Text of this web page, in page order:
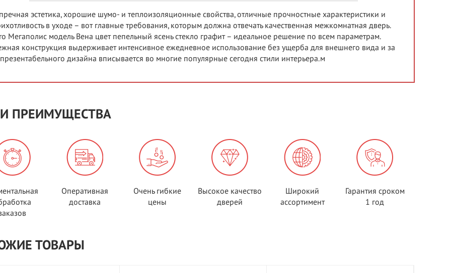
эстетика, хорошие шумо- и теплоизоляционные свойства, отличные прочностные характеристики и
в уходе – вот главные требования, которым должна отвечать качественная межкомнатная дверь.
Мегаполис модель Вена цвет пепельный ясень стекло графит – идеальное решение по всем параметрам.
конструкция выдерживает интенсивное ежедневное использование без ущерба для внешнего вида и за
презентабельного дизайна вписывается во многие популярные сегодня стили интерьера.м
ПРЕИМУЩЕСТВА
Оперативная
доставка
Очень гибкие
цены
Высокое качество
дверей
Широкий
ассортимент
Гарантия сроком
1 год
ТОВАРЫ